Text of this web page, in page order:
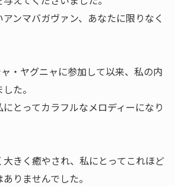
ンマバガヴァン、あなたに限りなく
・ヤグニャに参加して以来、私の内
た。
とってカラフルなメロディーになり
きく癒やされ、私にとってこれほど
りませんでした。